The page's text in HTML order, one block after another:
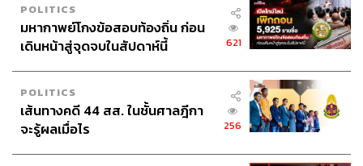
POLITICS
มหากาพย์โกงข้อสอบท้องถิ่น ก่อน
เดินหน้าสู่จุดจบในสัปดาห์นี้
621
POLITICS
เส้นทางคดี 44 สส. ในชั้นศาลฎีกา
จะรู้ผลเมื่อไร
256